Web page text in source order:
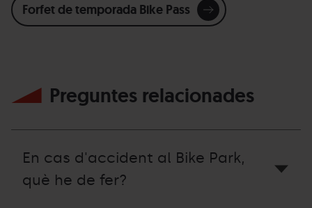
Forfet de temporada Bike Pass
Preguntes relacionades
En cas d'accident al Bike Park,
què he de fer?